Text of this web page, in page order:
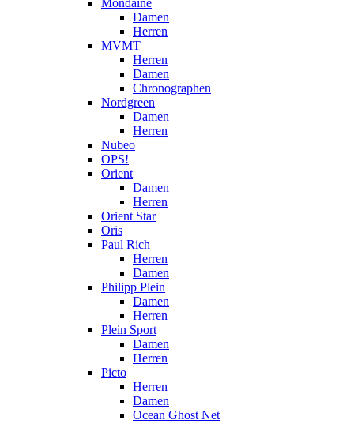
Mondaine
Damen
Herren
MVMT
Herren
Damen
Chronographen
Nordgreen
Damen
Herren
Nubeo
OPS!
Orient
Damen
Herren
Orient Star
Oris
Paul Rich
Herren
Damen
Philipp Plein
Damen
Herren
Plein Sport
Damen
Herren
Picto
Herren
Damen
Ocean Ghost Net